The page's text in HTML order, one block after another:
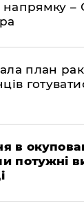
–
план
в
потужні